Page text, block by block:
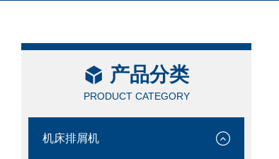
产品分类
PRODUCT CATEGORY
机床排屑机